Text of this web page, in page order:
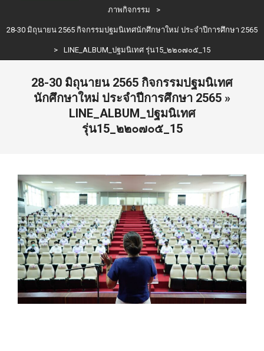
ภาพกิจกรรม >
28-30 มิถุนายน 2565 กิจกรรมปฐมนิเทศนักศึกษาใหม่ ประจำปีการศึกษา 2565
> LINE_ALBUM_ปฐมนิเทศ รุ่น15_๒๒๐๗๐๕_15
28-30 มิถุนายน 2565 กิจกรรมปฐมนิเทศ
นักศึกษาใหม่ ประจำปีการศึกษา 2565 »
LINE_ALBUM_ปฐมนิเทศ
รุ่น15_๒๒๐๗๐๕_15